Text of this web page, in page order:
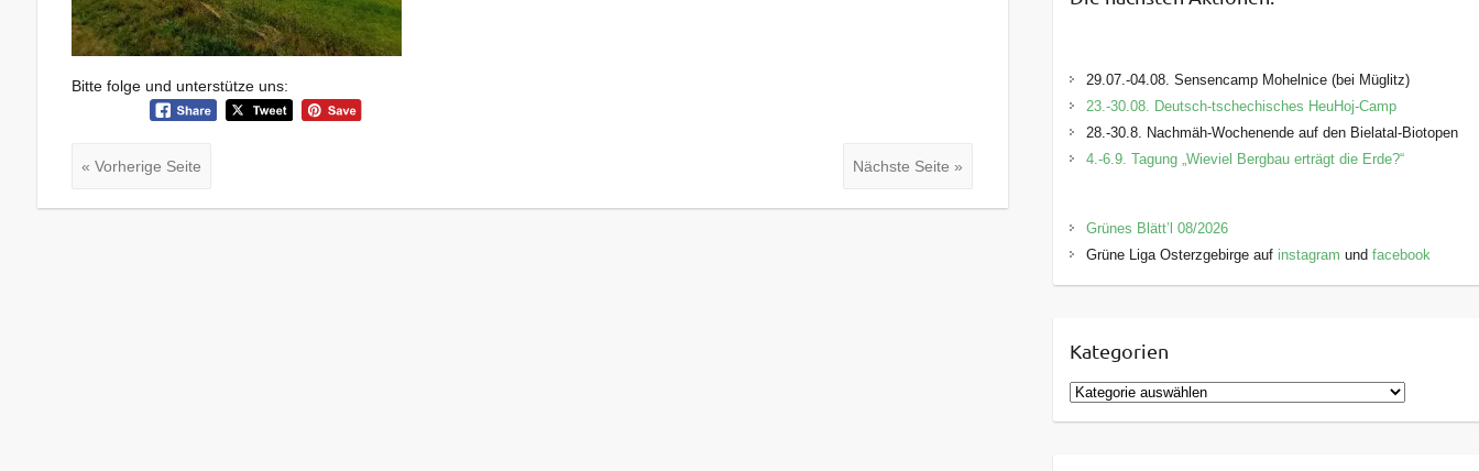
Bitte folge und unterstütze uns:
« Vorherige Seite Nächste Seite »
29.07.-04.08. Sensencamp Mohelnice (bei Müglitz)
23.-30.08. Deutsch-tschechisches HeuHoj-Camp
28.-30.8. Nachmäh-Wochenende auf den Bielatal-Biotopen
4.-6.9. Tagung „Wieviel Bergbau erträgt die Erde?“
Grünes Blätt’l 08/2026
Grüne Liga Osterzgebirge auf instagram und facebook
Kategorien
K
a